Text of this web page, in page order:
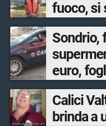
fuoco, si
Sondrio,
euro,
Calici
brinda a